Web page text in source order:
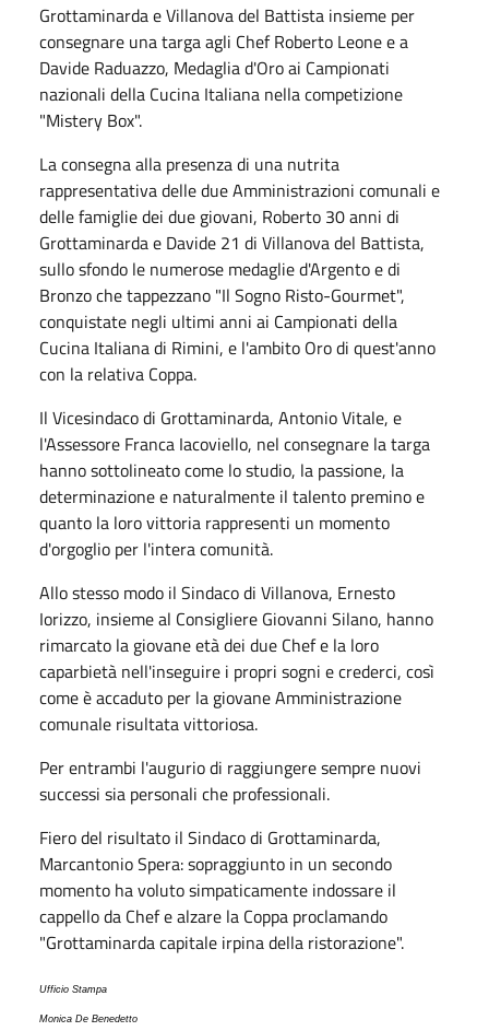
Grottaminarda e Villanova del Battista insieme per
consegnare una targa agli Chef Roberto Leone e a
Davide Raduazzo, Medaglia d'Oro ai Campionati
nazionali della Cucina Italiana nella competizione
"Mistery Box".
La consegna alla presenza di una nutrita
rappresentativa delle due Amministrazioni comunali e
delle famiglie dei due giovani, Roberto 30 anni di
Grottaminarda e Davide 21 di Villanova del Battista,
sullo sfondo le numerose medaglie d'Argento e di
Bronzo che tappezzano "Il Sogno Risto-Gourmet",
conquistate negli ultimi anni ai Campionati della
Cucina Italiana di Rimini, e l'ambito Oro di quest'anno
con la relativa Coppa.
Il Vicesindaco di Grottaminarda, Antonio Vitale, e
l'Assessore Franca Iacoviello, nel consegnare la targa
hanno sottolineato come lo studio, la passione, la
determinazione e naturalmente il talento premino e
quanto la loro vittoria rappresenti un momento
d'orgoglio per l'intera comunità.
Allo stesso modo il Sindaco di Villanova, Ernesto
Iorizzo, insieme al Consigliere Giovanni Silano, hanno
rimarcato la giovane età dei due Chef e la loro
caparbietà nell'inseguire i propri sogni e crederci, così
come è accaduto per la giovane Amministrazione
comunale risultata vittoriosa.
Per entrambi l'augurio di raggiungere sempre nuovi
successi sia personali che professionali.
Fiero del risultato il Sindaco di Grottaminarda,
Marcantonio Spera: sopraggiunto in un secondo
momento ha voluto simpaticamente indossare il
cappello da Chef e alzare la Coppa proclamando
"Grottaminarda capitale irpina della ristorazione".
Ufficio Stampa
Monica De Benedetto